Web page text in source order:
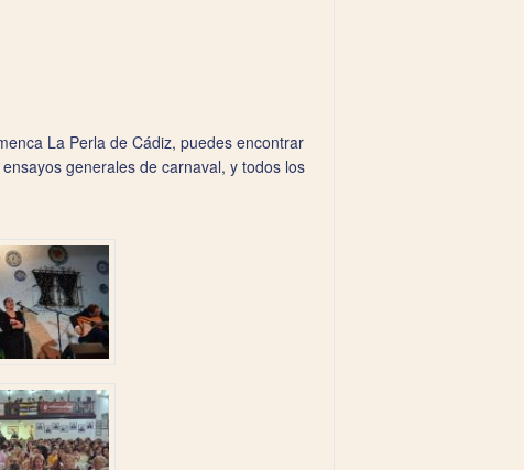
La Perla de Cádiz, puedes encontrar
generales de carnaval, y todos los